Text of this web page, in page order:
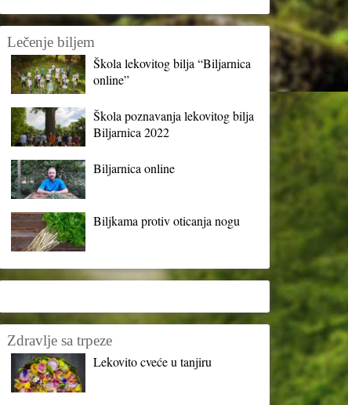
Lečenje biljem
Škola lekovitog bilja “Biljarnica
online”
Škola poznavanja lekovitog bilja
Biljarnica 2022
Biljarnica online
Biljkama protiv oticanja nogu
Zdravlje sa trpeze
Lekovito cveće u tanjiru